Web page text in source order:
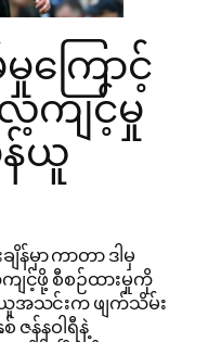
ကြောင့်
ကျင့်မှု
ယူ
န်မှာ ကာတာ ဒါမှ
င့်ဖို့ စီစဉ်ထားမှုကို
ယူအသင်းက ဖျက်သိမ်း
ဇန်နဝါရီနဲ့